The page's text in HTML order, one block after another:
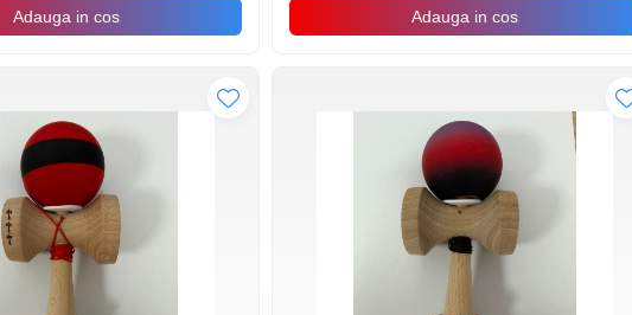
Adauga in cos Adauga in cos